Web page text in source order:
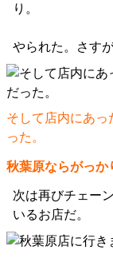
り。
やられた。さす
そして店内にあ
った。
秋葉原ならがっか
次は再びチェー
いるお店だ。